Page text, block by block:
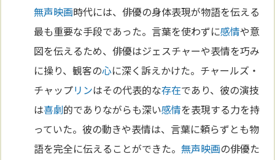
無声映画時代には、俳優の身体表現が物語を伝える
最も重要な手段であった。言葉を使わずに感情や意
図を伝えるため、俳優はジェスチャーや表情を巧み
に操り、観客の心に深く訴えかけた。チャールズ・
チャップリンはその代表的な存在であり、彼の演技
は喜劇的でありながらも深い感情を表現する力を持
っていた。彼の動きや表情は、言葉に頼らずとも物
語を完全に伝えることができた。無声映画の俳優た